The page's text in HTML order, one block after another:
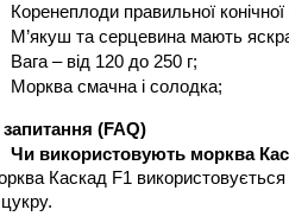
Коренеплоди правильної
М’якуш та серцевина мають
Вага – від 120 до 250 г;
Морква смачна і солодка;
запитання (FAQ)
Чи використовують морква
Каскад F1